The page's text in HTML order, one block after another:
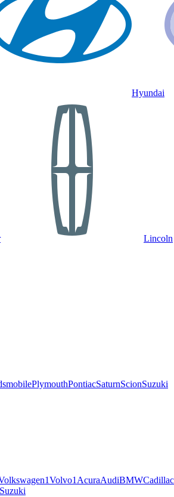
Hyundai
Lincoln
PlymouthPontiacSaturnScionSuzuki
1Volvo1AcuraAudiBMWCadillac
Suzuki